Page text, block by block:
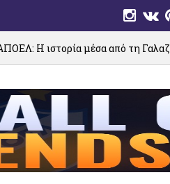
από τη Γαλαζοκίτρινη Ασπίδα